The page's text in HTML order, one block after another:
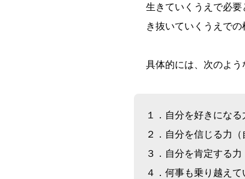
生きていくうえで必
き抜いていくうえでの
具体的には、次のよう
１．自分を好きになる
２．自分を信じる力（
３．自分を肯定する力
４．何事も乗り越えて